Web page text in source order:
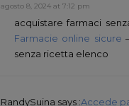
agosto 8, 2024 at 7:12 pm
acquistare farmaci
Farmacie online sicure
senza ricetta elenco
RandySuina says :Accede